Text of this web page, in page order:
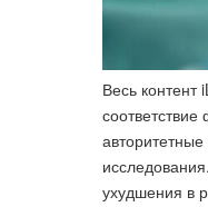
Весь контент
ухудшения в